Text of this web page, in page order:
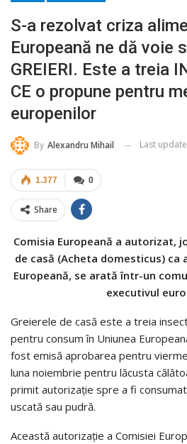
S-a rezolvat criza
Europeană ne dă voie
GREIERI. Este a treia
CE o propune pentru
europenilor
By Alexandru Mihail Last
0
1.377
Share
Comisia Europeană a autorizat,
de casă (Acheta domesticus) ca
Europeană, se arată într-un
executivul
Greierele de casă este a treia
pentru consum în Uniunea
fost emisă aprobarea pentru
luna noiembrie pentru lăcusta
primit autorizație spre a fi
uscată sau pudră.
Această autorizaţie a Comisiei